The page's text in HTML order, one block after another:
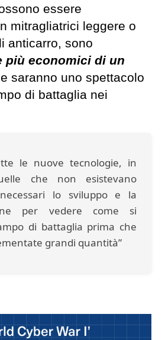
essere
mitragliatrici leggere o
anticarro, sono
più economici di un
e saranno uno spettacolo
di battaglia nei
le nuove tecnologie, in
che non esistevano
lo sviluppo e la
per vedere come si
di battaglia prima che
grandi quantità”